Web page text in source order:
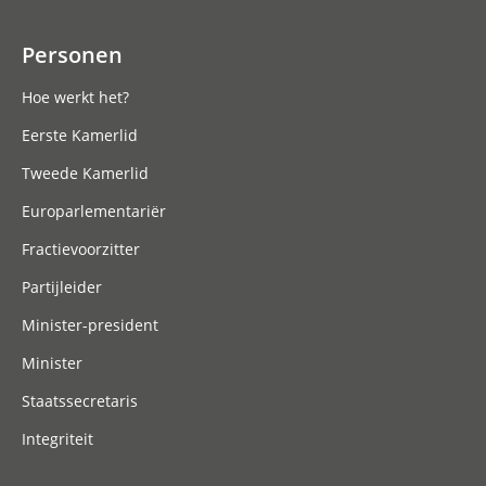
Personen
Hoe werkt het?
Eerste Kamerlid
Tweede Kamerlid
Europarlementariër
Fractievoorzitter
Partijleider
Minister-president
Minister
Staatssecretaris
Integriteit